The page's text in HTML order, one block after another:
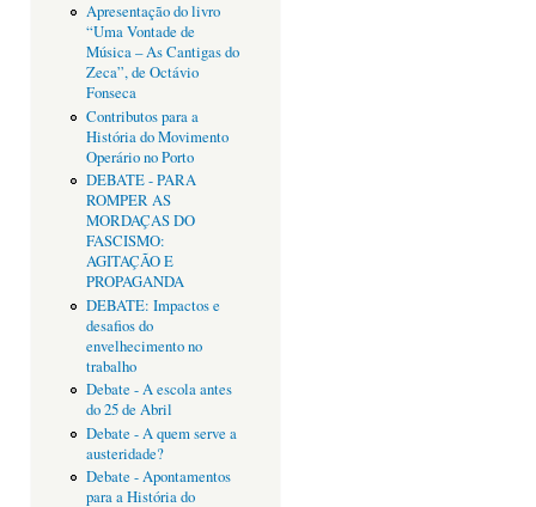
Apresentação do livro
“Uma Vontade de
Música – As Cantigas do
Zeca”, de Octávio
Fonseca
Contributos para a
História do Movimento
Operário no Porto
DEBATE - PARA
ROMPER AS
MORDAÇAS DO
FASCISMO:
AGITAÇÃO E
PROPAGANDA
DEBATE: Impactos e
desafios do
envelhecimento no
trabalho
Debate - A escola antes
do 25 de Abril
Debate - A quem serve a
austeridade?
Debate - Apontamentos
para a História do